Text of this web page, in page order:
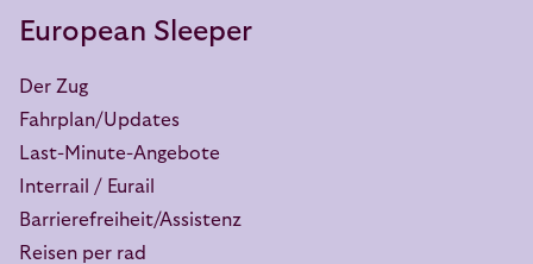
European Sleeper
Der Zug
Fahrplan/Updates
Last-Minute-Angebote
Interrail / Eurail
Barrierefreiheit/Assistenz
Reisen per rad